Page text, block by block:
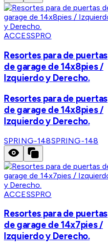
ACCESSPRO
Resortes para de puertas
de garage de 14x8pies /
Izquierdo y Derecho.
Resortes para de puertas
de garage de 14x8pies /
Izquierdo y Derecho.
SPRING-148SPRING-148
ACCESSPRO
Resortes para de puertas
de garage de 14x7pies /
Izquierdo y Derecho.